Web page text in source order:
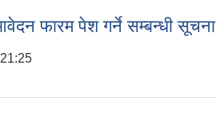
फारम पेश गर्ने सम्बन्धी सूचना